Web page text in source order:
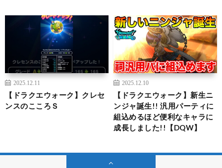
2025.12.11
【ドラクエウォーク】クレセ
ンスのこころＳ
2025.12.10
【ドラクエウォーク】新生ニ
ンジャ誕生!! 汎用パーティに
組込めるほど便利なキャラに
成長しました!!【DQW】